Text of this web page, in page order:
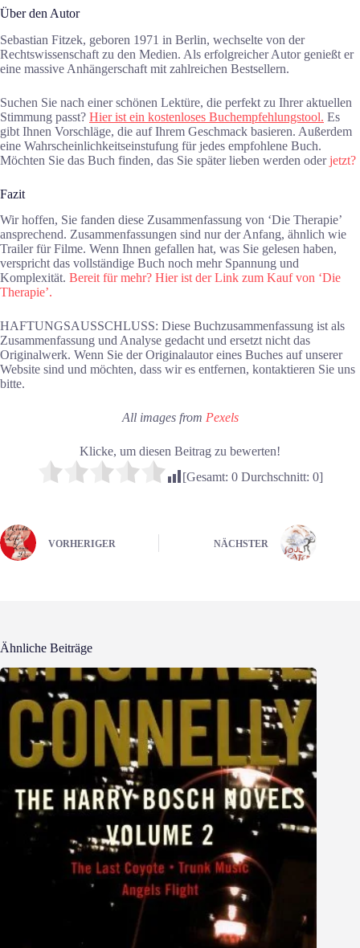
Über den Autor
Sebastian Fitzek, geboren 1971 in Berlin, wechselte von der
Rechtswissenschaft zu den Medien. Als erfolgreicher Autor genießt er
eine massive Anhängerschaft mit zahlreichen Bestsellern.
Suchen Sie nach einer schönen Lektüre, die perfekt zu Ihrer aktuellen
Stimmung passt? Hier ist ein kostenloses Buchempfehlungstool. Es
gibt Ihnen Vorschläge, die auf Ihrem Geschmack basieren. Außerdem
eine Wahrscheinlichkeitseinstufung für jedes empfohlene Buch.
Möchten Sie das Buch finden, das Sie später lieben werden oderjetzt?
Fazit
Wir hoffen, Sie fanden diese Zusammenfassung von ‘Die Therapie’
ansprechend. Zusammenfassungen sind nur der Anfang, ähnlich wie
Trailer für Filme. Wenn Ihnen gefallen hat, was Sie gelesen haben,
verspricht das vollständige Buch noch mehr Spannung und
Komplexität. Bereit für mehr? Hier ist der Link zum Kauf von ‘Die
Therapie’.
HAFTUNGSAUSSCHLUSS: Diese Buchzusammenfassung ist als
Zusammenfassung und Analyse gedacht und ersetzt nicht das
Originalwerk. Wenn Sie der Originalautor eines Buches auf unserer
Website sind und möchten, dass wir es entfernen, kontaktieren Sie uns
bitte.
All images from Pexels
Klicke, um diesen Beitrag zu bewerten!
[Gesamt: 0Durchschnitt: 0]
VORHERIGER NÄCHSTER
Ähnliche Beiträge